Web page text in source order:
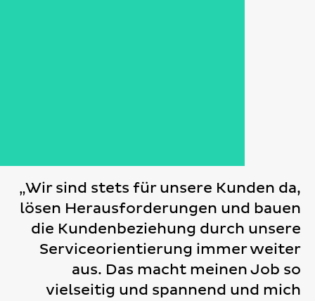
„Wir sind stets für unsere Kunden da,
lösen Herausforderungen und bauen
die Kundenbeziehung durch unsere
Serviceorientierung immer weiter
aus. Das macht meinen Job so
vielseitig und spannend und mich